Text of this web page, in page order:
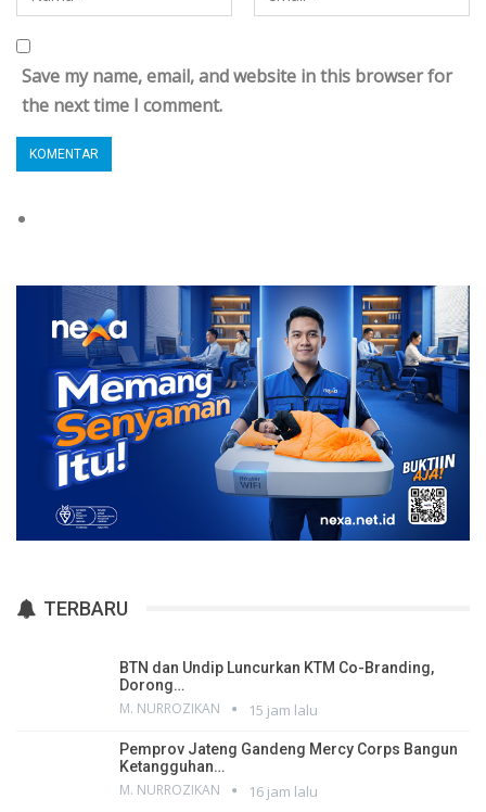
Save my name, email, and website in this browser for
the next time I comment.
TERBARU
BTN dan Undip Luncurkan KTM Co-Branding,
Dorong…
M. NURROZIKAN 15 jam lalu
Pemprov Jateng Gandeng Mercy Corps Bangun
Ketangguhan…
M. NURROZIKAN 16 jam lalu